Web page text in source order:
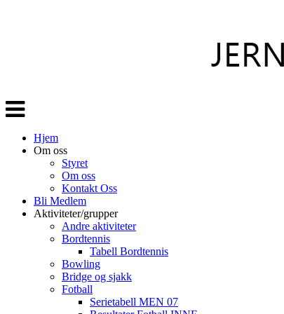
Veksle
navigasjon
Hjem
Om oss
Styret
Om oss
Kontakt Oss
Bli Medlem
Aktiviteter/grupper
Andre aktiviteter
Bordtennis
Tabell Bordtennis
Bowling
Bridge og sjakk
Fotball
Serietabell MEN 07